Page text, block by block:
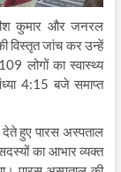
कुमार और जनरल
विस्तृत जांच कर उन्हें
लोगों का स्वास्थ्य
4:15 बजे समाप्त
देते हुए पारस अस्पताल
का आभार व्यक्त